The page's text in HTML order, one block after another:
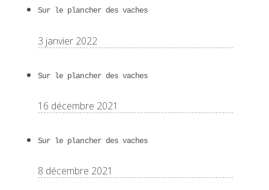
Sur le plancher des vaches
3 janvier 2022
Sur le plancher des vaches
16 décembre 2021
Sur le plancher des vaches
8 décembre 2021